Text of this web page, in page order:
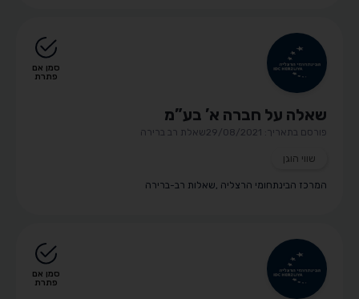
שאלה על חברה א’ בע”מ
פורסם בתאריך: 29/08/2021 שאלת רב ברירה
שווי הוגן
המרכז הבינתחומי הרצליה ,שאלות רב-ברירה
סמן אם
פתרת
סמן אם
פתרת